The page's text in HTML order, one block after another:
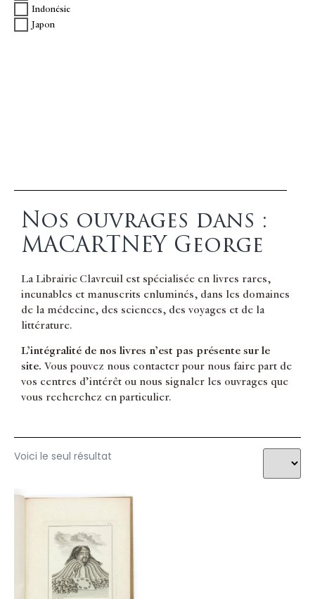
Indonésie
Japon
Nos ouvrages dans :
MACARTNEY George
La Librairie Clavreuil est spécialisée en livres rares,
incunables et manuscrits enluminés, dans les domaines
de la médecine, des sciences, des voyages et de la
littérature.
L’intégralité de nos livres n’est pas présente sur le
site. Vous pouvez nous contacter pour nous faire part de
vos centres d’intérêt ou nous signaler les ouvrages que
vous recherchez en particulier.
Voici le seul résultat